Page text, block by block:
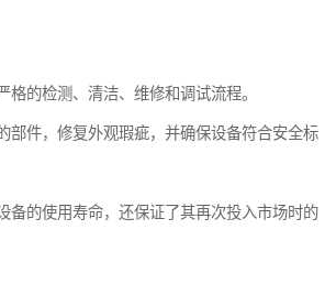
格的检测、清洁、维修和调试流程。
部件，修复外观瑕疵，并确保设备符合安全标
备的使用寿命，还保证了其再次投入市场时的